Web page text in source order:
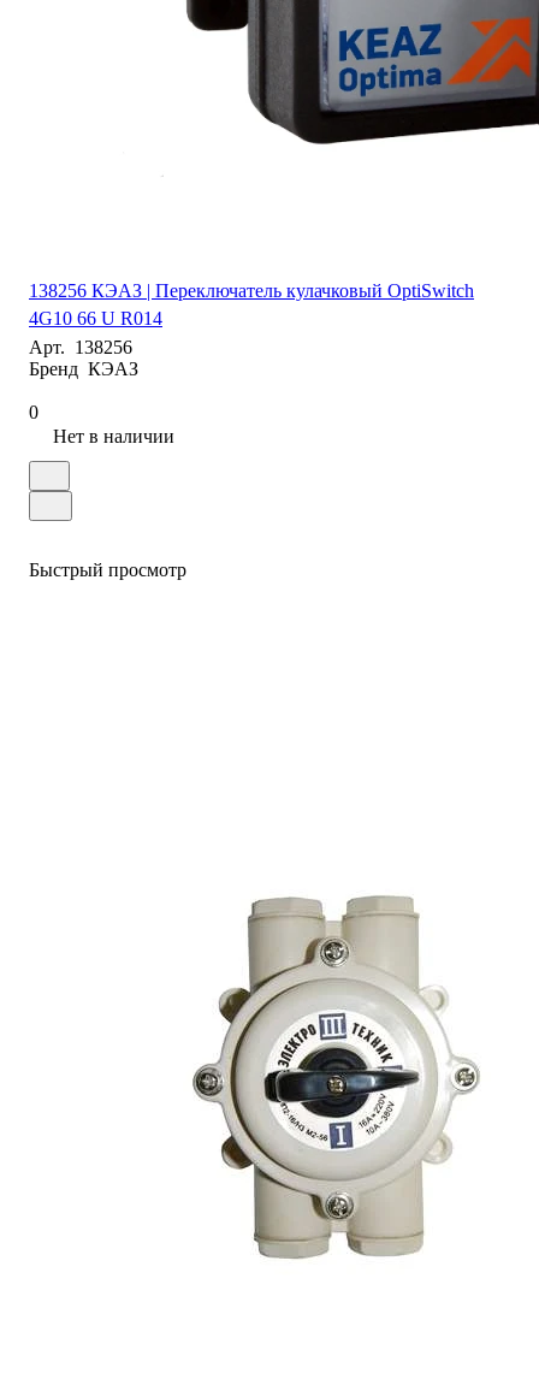
138256 КЭАЗ | Переключатель кулачковый OptiSwitch
4G10 66 U R014
Арт. 138256
Бренд КЭАЗ
0
Нет в наличии
Быстрый просмотр